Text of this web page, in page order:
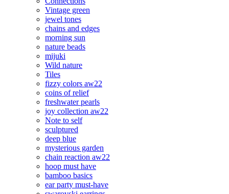
Vintage green
jewel tones
chains and edges
morning sun
nature beads
mijuki
Wild nature
Tiles
fizzy colors aw22
coins of relief
freshwater pearls
joy collection aw22
Note to self
sculptured
deep blue
mysterious garden
chain reaction aw22
hoop must have
bamboo basics
ear party must-have